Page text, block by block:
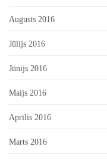
Augusts 2016
Jūlijs 2016
Jūnijs 2016
Maijs 2016
Aprīlis 2016
Marts 2016